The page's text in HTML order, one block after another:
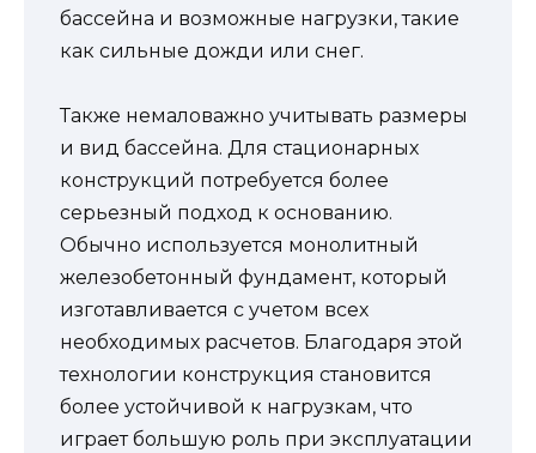
бассейна и возможные нагрузки, такие
как сильные дожди или снег.
Также немаловажно учитывать размеры
и вид бассейна. Для стационарных
конструкций потребуется более
серьезный подход к основанию.
Обычно используется монолитный
железобетонный фундамент, который
изготавливается с учетом всех
необходимых расчетов. Благодаря этой
технологии конструкция становится
более устойчивой к нагрузкам, что
играет большую роль при эксплуатации